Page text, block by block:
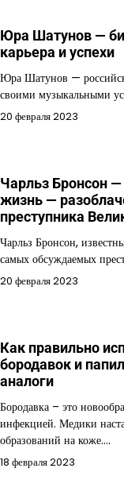
Юра Шатунов —
карьера и успехи
Юра Шатунов —
своими музыкальными
20 февраля 2023
Чарльз Бронсон —
жизнь —
преступника
Чарльз Бронсон,
самых обсуждаемых
20 февраля 2023
Как правильно
бородавок и
аналоги
Бородавка – это
инфекцией. Медики
образований на коже.…
18 февраля 2023